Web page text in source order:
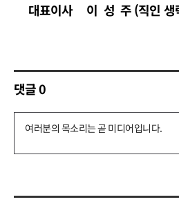
대표이사 이 성 주 (직인 생
댓글0
댓
기